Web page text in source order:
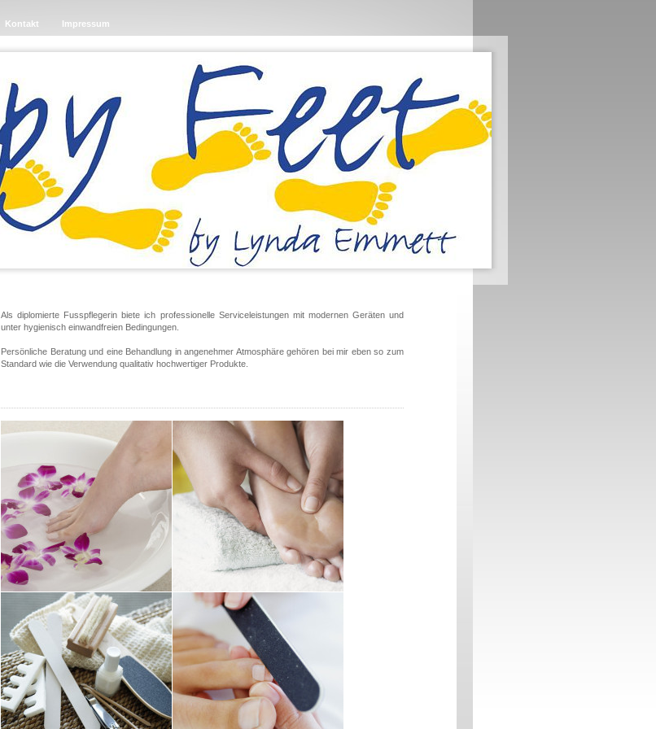
Kontakt Impressum
Als diplomierte Fusspflegerin biete ich professionelle Serviceleistungen mit modernen Geräten und
unter hygienisch einwandfreien Bedingungen.
Persönliche Beratung und eine Behandlung in angenehmer Atmosphäre gehören bei mir eben so zum
Standard wie die Verwendung qualitativ hochwertiger Produkte.